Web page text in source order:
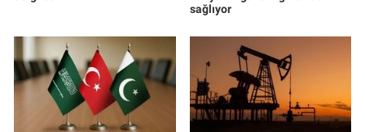
sağlıyor